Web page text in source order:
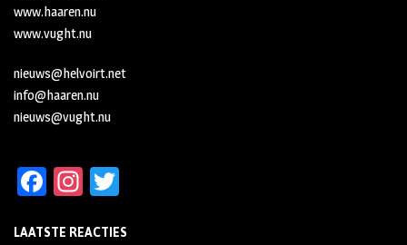
www.haaren.nu
www.vught.nu
nieuws@helvoirt.net
info@haaren.nu
nieuws@vught.nu
Fa In
LAATSTE REACTIES